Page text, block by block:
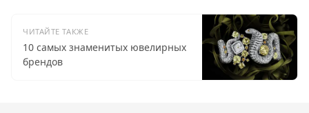
ЧИТАЙТЕ ТАКЖЕ
10 самых знаменитых ювелирных
брендов